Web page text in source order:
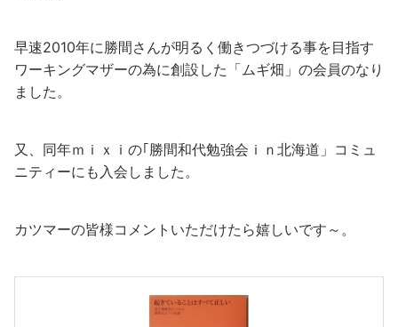
早速2010年に勝間さんが明るく働きつづける事を目指す
ワーキングマザーの為に創設した「ムギ畑」の会員のなり
ました。
又、同年ｍｉｘｉの｢勝間和代勉強会ｉｎ北海道」コミュ
ニティーにも入会しました。
カツマーの皆様コメントいただけたら嬉しいです～。